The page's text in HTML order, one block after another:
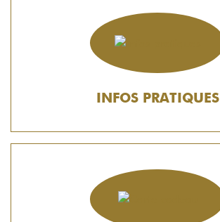
INFOS PRATIQUES